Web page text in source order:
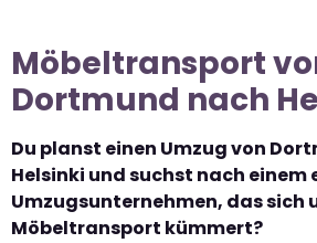
Möbeltransport
Dortmund nach
Du planst einen Umzug von
Helsinki und suchst nach einem
Umzugsunternehmen, das sich
Möbeltransport kümmert?